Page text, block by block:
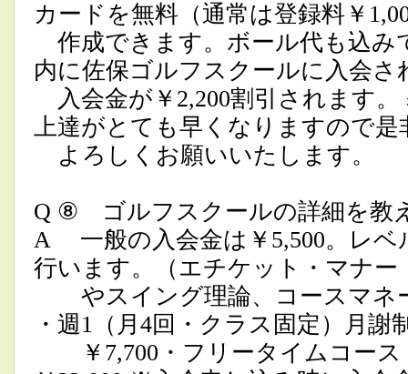
カードを無料（通常は登録料￥
作成できます。ボール代も込み
内に佐保ゴルフスクールに入会さ
入会金が￥2,200割引されます
上達がとても早くなりますので是
よろしくお願いいたします。
Q ⑧ ゴルフスクールの詳細を教
A 一般の入会金は￥5,500。レベ
行います。（エチケット・マナー
やスイング理論、コースマネ
・週1（月4回・クラス固定）月
￥7,700・フリータイムコース